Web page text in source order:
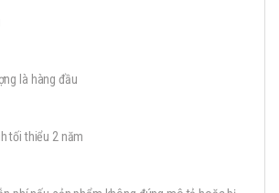
là hàng đầu
tối thiểu 2 năm